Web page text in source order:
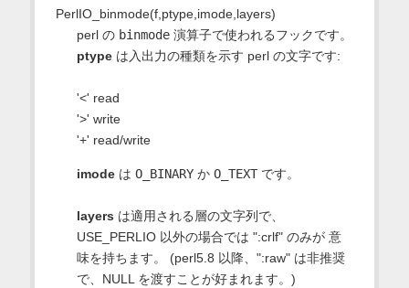
PerlIO_binmode(f,ptype,imode,layers)
perl の binmode演算子で使われるフックです。
ptypeは入出力の種類を示す perl の文字です:
'<' read
'>' write
'+' read/write
imodeは O_BINARYか O_TEXTです。
layers は適用される層の文字列で、
USE_PERLIO 以外の場合では ":crlf" のみが 意
味を持ちます。 (perl5.8 以降、":raw" は非推奨
で、NULL を渡すことが好まれます。)